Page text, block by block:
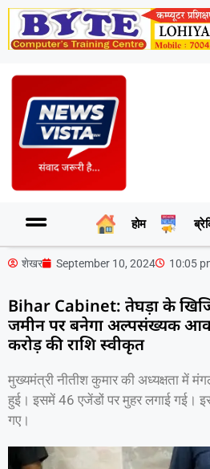
होम
शेखर September 10, 2024 10:05
Bihar Cabinet: तेघड़ा के
जमीन पर बनेगा अल्पसंख्यक
करोड़ की राशि स्वीकृत
मुख्यमंत्री नीतीश कुमार की अध्यक्षता में
हुई। इसमें 46 एजेंडों पर मुहर लगाई गई।
गए।